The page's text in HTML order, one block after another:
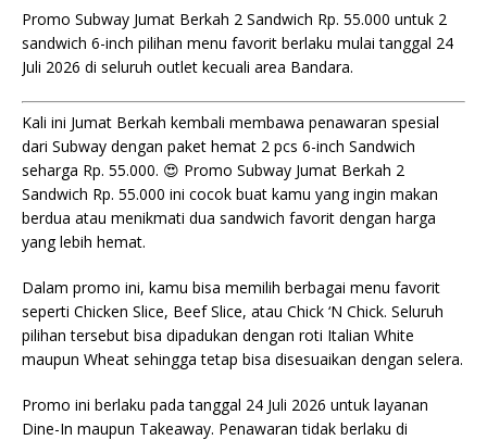
Promo Subway Jumat Berkah 2 Sandwich Rp. 55.000 untuk 2
sandwich 6-inch pilihan menu favorit berlaku mulai tanggal 24
Juli 2026 di seluruh outlet kecuali area Bandara.
Kali ini Jumat Berkah kembali membawa penawaran spesial
dari Subway dengan paket hemat 2 pcs 6-inch Sandwich
seharga Rp. 55.000. 😍 Promo Subway Jumat Berkah 2
Sandwich Rp. 55.000 ini cocok buat kamu yang ingin makan
berdua atau menikmati dua sandwich favorit dengan harga
yang lebih hemat.
Dalam promo ini, kamu bisa memilih berbagai menu favorit
seperti Chicken Slice, Beef Slice, atau Chick ‘N Chick. Seluruh
pilihan tersebut bisa dipadukan dengan roti Italian White
maupun Wheat sehingga tetap bisa disesuaikan dengan selera.
Promo ini berlaku pada tanggal 24 Juli 2026 untuk layanan
Dine-In maupun Takeaway. Penawaran tidak berlaku di